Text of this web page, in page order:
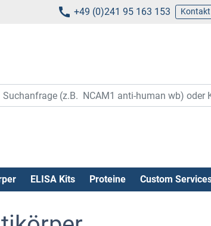
+49 (0)241 95 163 153 Kontakt
ELISA Kits Proteine Custom